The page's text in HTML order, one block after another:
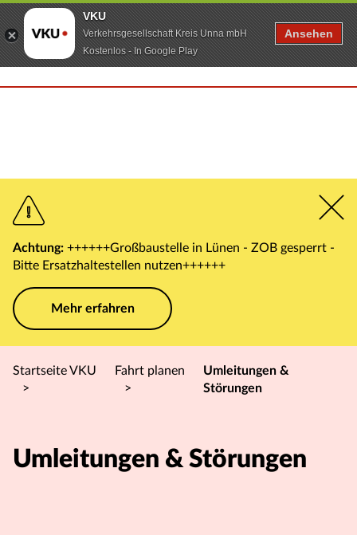
Achtung: ++++++Großbaustelle in Lünen - ZOB gesperrt -
Bitte Ersatzhaltestellen nutzen++++++
Mehr erfahren
Startseite VKU
>
Fahrt planen
>
Umleitungen &
Störungen
Umleitungen & Störungen
VKU
Verkehrsgesellschaft Kreis Unna mbH
Kostenlos - In Google Play
Ansehen